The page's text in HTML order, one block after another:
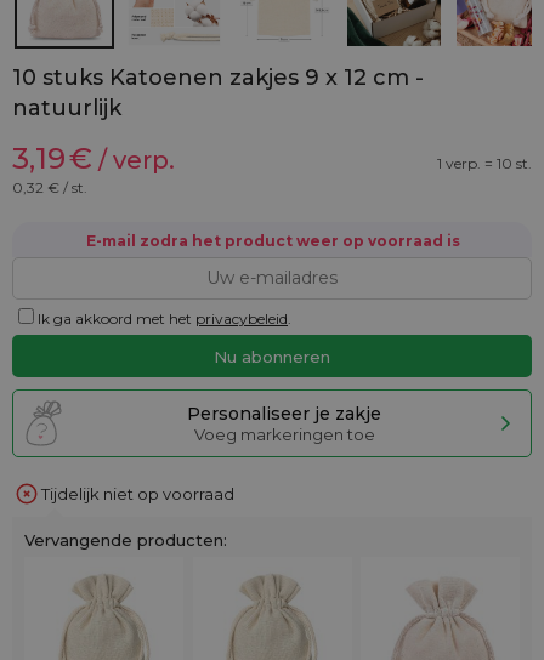
10 stuks Katoenen zakjes 9 x 12 cm -
natuurlijk
3,19€ / verp.
1 verp. = 10 st.
0,32 € / st.
E-mail zodra het product weer op voorraad is
Ik ga akkoord met het privacybeleid.
Personaliseer je zakje
Voeg markeringen toe
Tijdelijk niet op voorraad
Vervangende producten: